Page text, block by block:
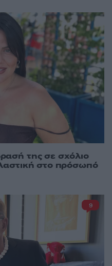
της σε σχόλιο
στο πρόσωπό
9